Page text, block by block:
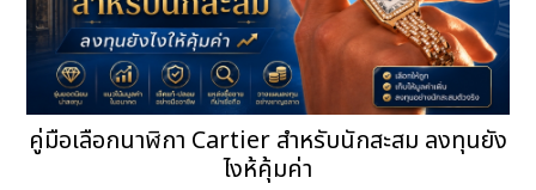
คู่มือเลือกนาฬิกา Cartier สำหรับนักสะสม ลงทุนยัง
ไงห้คุ้มค่า